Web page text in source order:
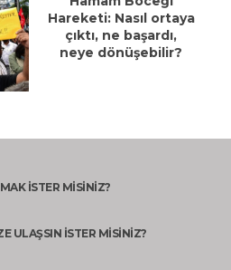
Hareketi: Nasıl ortaya
çıktı, ne başardı,
neye dönüşebilir?
İSTER MİSİNİZ?
ULAŞSIN İSTER MİSİNİZ?